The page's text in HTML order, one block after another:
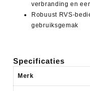
verbranding en
Robuust RVS-
gebruiksgemak
Specificaties
Merk